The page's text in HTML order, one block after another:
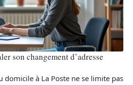
son changement d’adresse
domicile à La Poste ne se limite pas